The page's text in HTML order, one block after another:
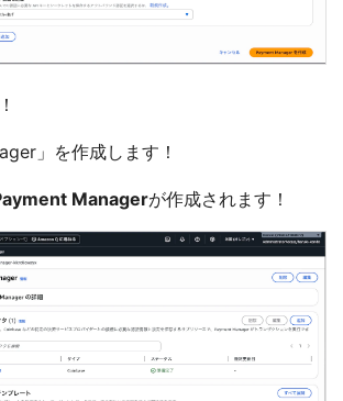
」を作成します！
Managerが作成されます！